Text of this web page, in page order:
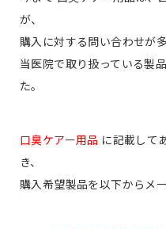
が、
購入に対する問い合わせが
当医院で取り扱っている製
た。
口臭ケアー用品 に記載して
き、
購入希望製品を以下からメ